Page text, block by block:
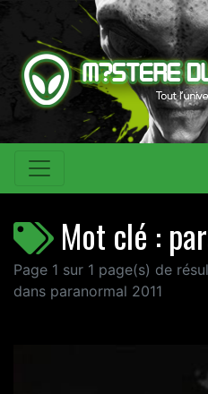
Mot clé :
Page 1 sur 1 page(s) de
dans paranormal 2011